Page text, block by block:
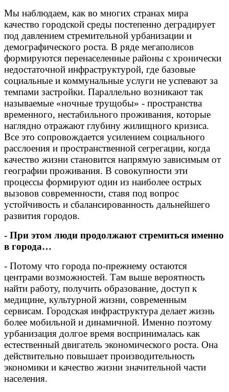
Мы наблюдаем, как во многих странах мира
качество городской среды постепенно деградирует
под давлением стремительной урбанизации и
демографического роста. В ряде мегаполисов
формируются перенаселенные районы с хронически
недостаточной инфраструктурой, где базовые
социальные и коммунальные услуги не успевают за
темпами застройки. Параллельно возникают так
называемые «ночные трущобы» - пространства
временного, нестабильного проживания, которые
наглядно отражают глубину жилищного кризиса.
Все это сопровождается усилением социального
расслоения и пространственной сегрегации, когда
качество жизни становится напрямую зависимым от
географии проживания. В совокупности эти
процессы формируют один из наиболее острых
вызовов современности, ставя под вопрос
устойчивость и сбалансированность дальнейшего
развития городов.
- При этом люди продолжают стремиться именно
в города…
- Потому что города по-прежнему остаются
центрами возможностей. Там выше вероятность
найти работу, получить образование, доступ к
медицине, культурной жизни, современным
сервисам. Городская инфраструктура делает жизнь
более мобильной и динамичной. Именно поэтому
урбанизация долгое время воспринималась как
естественный двигатель экономического роста. Она
действительно повышает производительность
экономики и качество жизни значительной части
населения.